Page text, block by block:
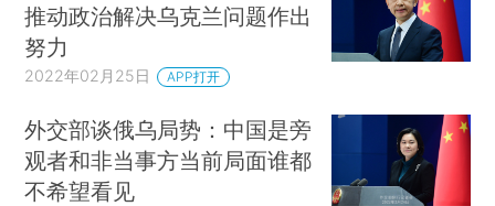
推动政治解决乌克兰问题作出
努力
2022年02月25日 APP打开
外交部谈俄乌局势：中国是旁
观者和非当事方当前局面谁都
不希望看见